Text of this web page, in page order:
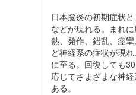
日本脳炎の初期症状
などが現れる。まれ
熱、発作、錯乱、痙
ど神経系の症状が現
に至る。回復しても
応じてさまざまな神
ある。